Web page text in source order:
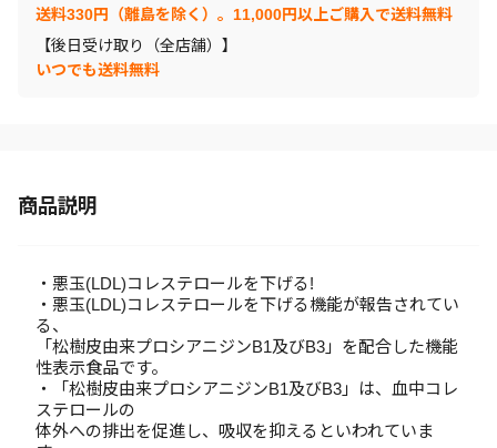
送料330円（離島を除く）。11,000円以上ご購入で送料無料
【後日受け取り（全店舗）】
いつでも送料無料
商品説明
・悪玉(LDL)コレステロールを下げる!
・悪玉(LDL)コレステロールを下げる機能が報告されてい
る、
「松樹皮由来プロシアニジンB1及びB3」を配合した機能
性表示食品です。
・「松樹皮由来プロシアニジンB1及びB3」は、血中コレ
ステロールの
体外への排出を促進し、吸収を抑えるといわれていま